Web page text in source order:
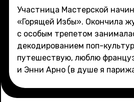
Мерч
О компании
Участница Мастерской
«Горящей Избы». Окончила
с особым трепетом
декодированием поп-
путешествую, люблю
и Энни Арно (в душе я